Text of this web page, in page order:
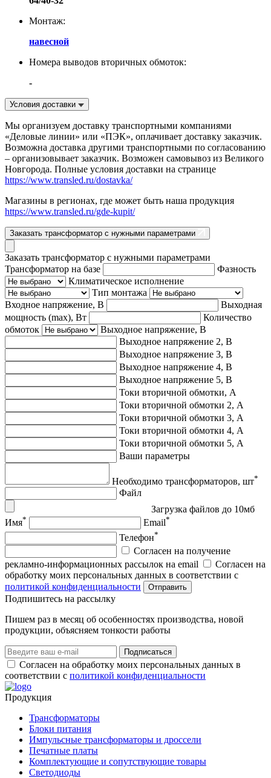
Монтаж:
навесной
Номера выводов вторичных обмоток:
-
Условия доставки
Мы организуем доставку транспортными компаниями
«Деловые линии» или «ПЭК», оплачивает доставку заказчик.
Возможна доставка другими транспортными по согласованию
– организовывает заказчик. Возможен самовывоз из Великого
Новгорода. Полные условия доставки на странице
https://www.transled.ru/dostavka/
Магазины в регионах, где может быть наша продукция
https://www.transled.ru/gde-kupit/
Заказать трансформатор с нужными параметрами
Заказать трансформатор с нужными параметрами
Трансформатор на базе
Фазность
Климатическое исполнение
Тип монтажа
Входное напряжение, В
Выходная
мощность (max), Вт
Количество
обмоток
Выходное напряжение, В
Выходное напряжение 2, В
Выходное напряжение 3, В
Выходное напряжение 4, В
Выходное напряжение 5, В
Токи вторичной обмотки, А
Токи вторичной обмотки 2, А
Токи вторичной обмотки 3, А
Токи вторичной обмотки 4, А
Токи вторичной обмотки 5, А
Ваши параметры
Необходимо трансформаторов, шт*
Файл
Загрузка файлов до 10мб
Имя* Email*
Телефон*
Согласен на получение
рекламно-информационных рассылок на email
Согласен на
обработку моих персональных данных в соответствии с
политикой конфиденциальности
Отправить
Подпишитеcь на рассылку
Пишем раз в месяц об особенностях производства, новой
продукции, объясняем тонкости работы
Подписаться
Согласен на обработку моих персональных данных в
соответствии с политикой конфиденциальности
Продукция
Трансформаторы
Блоки питания
Импульсные трансформаторы и дроссели
Печатные платы
Комплектующие и сопутствующие товары
Светодиоды